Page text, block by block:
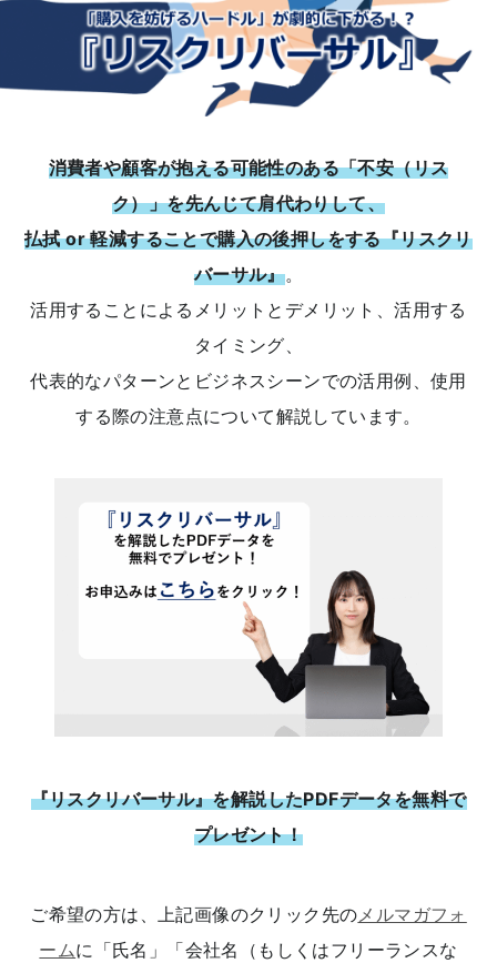
消費者や顧客が抱える可能性のある「不安（リス
ク）」を先んじて肩代わりして、
払拭 or 軽減することで購入の後押しをする『リスクリ
バーサル』。
活用することによるメリットとデメリット、活用する
タイミング、
代表的なパターンとビジネスシーンでの活用例、使用
する際の注意点について解説しています。
『リスクリバーサル』を解説したPDFデータを無料で
プレゼント！
ご希望の方は、上記画像のクリック先のメルマガフォ
ームに「氏名」「会社名（もしくはフリーランスな